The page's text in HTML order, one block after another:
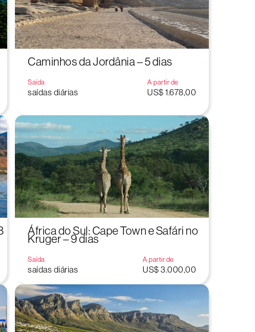
Caminhos da Jordânia – 5 dias
Saída
saídas diárias
A partir de
US$ 1.678,00
África do Sul: Cape Town e Safári no
Kruger – 9 dias
Saída
saídas diárias
A partir de
US$ 3.000,00